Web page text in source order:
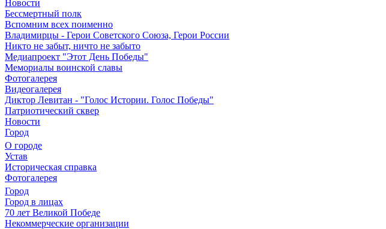
Новости
Бессмертный полк
Вспомним всех поименно
Владимирцы - Герои Советского Союза, Герои России
Никто не забыт, ничто не забыто
Медиапроект "Этот День Победы"
Мемориалы воинской славы
Фотогалерея
Видеогалерея
Диктор Левитан - "Голос Истории. Голос Победы"
Патриотический сквер
Новости
Город
О городе
Устав
Историческая справка
Фотогалерея
Город
Город в лицах
70 лет Великой Победе
Некоммерческие организации